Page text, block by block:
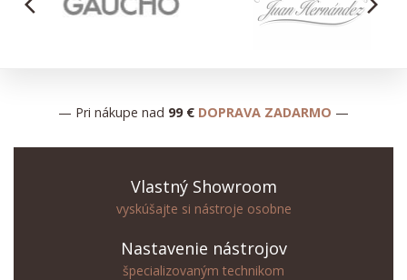
arrow_back_ios arrow_forward_ios
— Pri nákupe nad 99 € DOPRAVA ZADARMO —
Vlastný Showroom
vyskúšajte si nástroje osobne
Nastavenie nástrojov
špecializovaným technikom